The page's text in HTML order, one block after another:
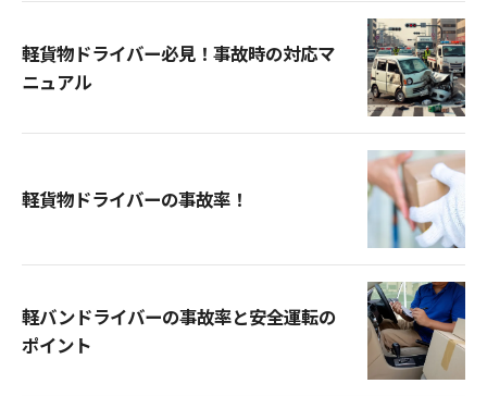
軽貨物ドライバー必見！事故時の対応マ
ニュアル
軽貨物ドライバーの事故率！
軽バンドライバーの事故率と安全運転の
ポイント